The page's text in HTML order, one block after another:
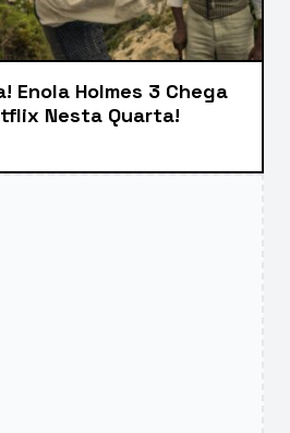
Enola Holmes 3 Chega
Nesta Quarta!